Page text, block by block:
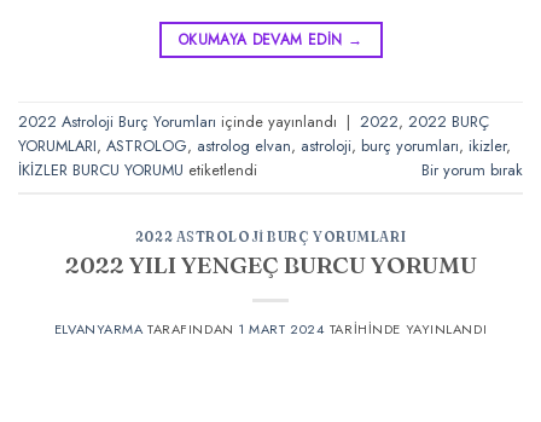
OKUMAYA DEVAM EDIN →
2022 Astroloji Burç Yorumları içinde yayınlandı | 2022, 2022 BURÇ
YORUMLARI, ASTROLOG, astrolog elvan, astroloji, burç yorumları, ikizler,
İKİZLER BURCU YORUMU etiketlendi Bir yorum bırak
2022 ASTROLOJI BURÇ YORUMLARI
2022 YILI YENGEÇ BURCU YORUMU
ELVANYARMA TARAFINDAN 1 MART 2024 TARIHINDE YAYINLANDI